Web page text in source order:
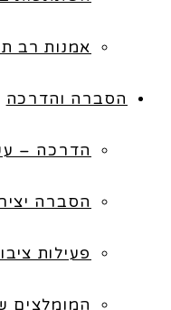
אמנות רב
הסברה והדרכה
הדרכה –
הסברה
פעילות
המומלצים